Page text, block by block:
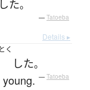
した。
— Tatoeba
Details ▸
く
した。
— Tatoeba